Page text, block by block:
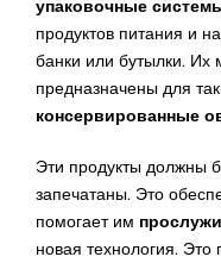
упаковочные
продуктов питания и
банки или бутылки.
предназначены для
консервированные
Эти продукты должны
запечатаны. Это
помогает им
новая технология. Это